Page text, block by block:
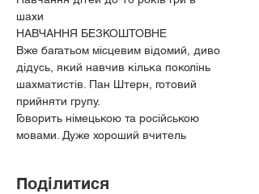
шахи
НАВЧАННЯ БЕЗКОШТОВНЕ
Вже багатьом місцевим відомий, диво
дідусь, який навчив кілька поколінь
шахматистів. Пан Штерн, готовий
прийняти групу.
Говорить німецькою та російською
мовами. Дуже хороший вчитель
Поділитися